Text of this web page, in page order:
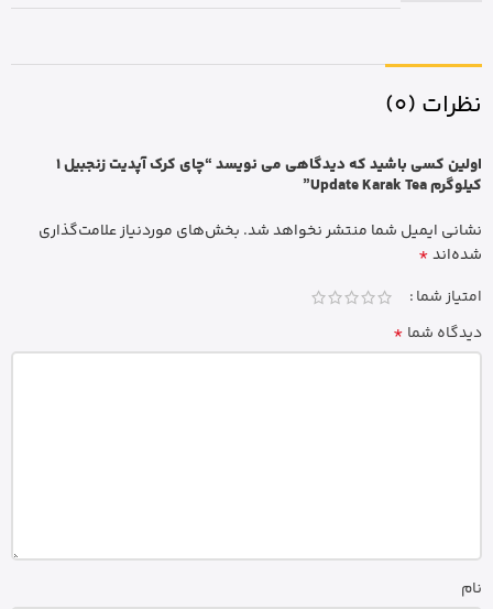
نظرات (0)
اولین کسی باشید که دیدگاهی می نویسد “چای کرک آپدیت زنجبیل 1
کیلوگرم Update Karak Tea”
نشانی ایمیل شما منتشر نخواهد شد. بخش‌های موردنیاز علامت‌گذاری
شده‌اند*
امتیاز شما
دیدگاه شما *
نام